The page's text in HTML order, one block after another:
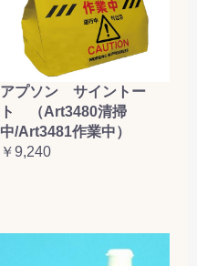
アプソン サイントー
ト （Art3480清掃
中/Art3481作業中）
￥9,240